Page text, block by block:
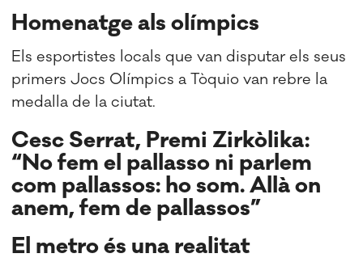
Homenatge als olímpics
Els esportistes locals que van disputar els seus
primers Jocs Olímpics a Tòquio van rebre la
medalla de la ciutat.
Cesc Serrat, Premi Zirkòlika:
“No fem el pallasso ni parlem
com pallassos: ho som. Allà on
anem, fem de pallassos”
El metro és una realitat